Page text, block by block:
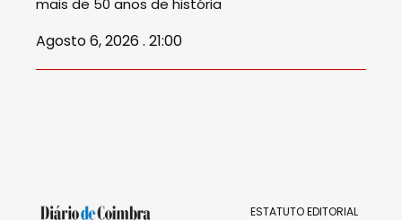
Agosto 6, 2026 . 21:00
ESTATUTO EDITORIAL